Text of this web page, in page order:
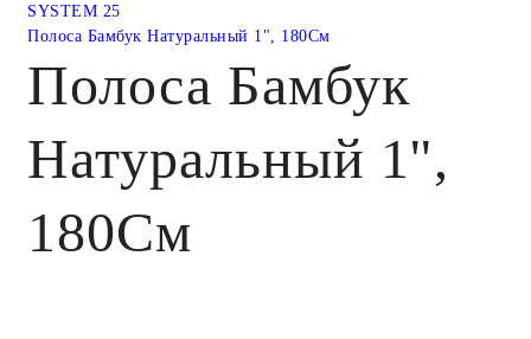
SYSTEM 25
Полоса Бамбук Натуральный 1", 180См
Полоса Бамбук
Натуральный 1",
180См